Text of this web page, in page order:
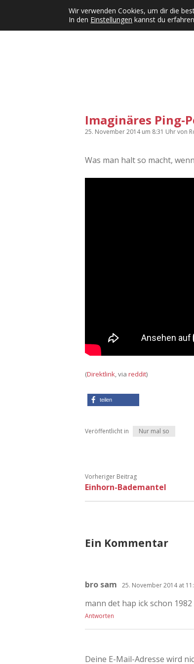
Kategorien Dropdown-Menü öffnen
KFMW-Disco
Imaginäres Ping-
25. November 2014um 8:31 Uhrvon
Was man halt so macht,
(Direktlink , via reddit)
teilen
Veröffentlicht in Nur mal so
Vorheriger Beitrag
Einhorn-Bademantel
Ein Kommentar
bro sam 25. November 2014 at
mann det hap ick schon
Antworten
Deine E-Mail-Adresse wird
Wir verwenden Cookies, um dir die
In den Einstellungen kannst du